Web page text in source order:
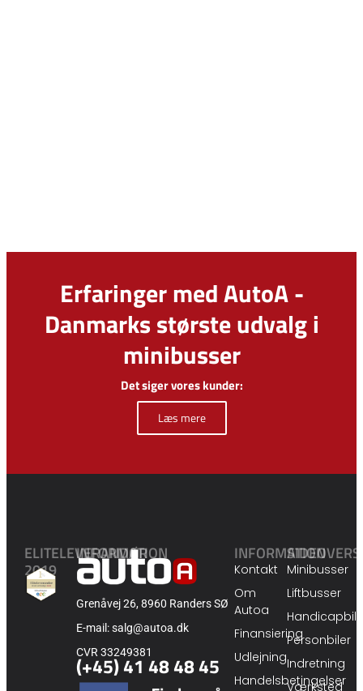
Erfaringer med AutoA -
Danmarks største udvalg i
minibusser
Det siger vores kunder:
Læs mere
Minibusser
Liftbusser
Personbiler
Indretning
Værksted
INFORMATION
Kontakt
Om
Autoa
Finansiering
Udlejning
Handelsbetingelser
INFORMATION
Grenåvej 26, 8960 Randers SØ
E-mail: salg@autoa.dk
CVR 33249381
(+45) 41 48 48 45
ELITELEVERANDØR
2019